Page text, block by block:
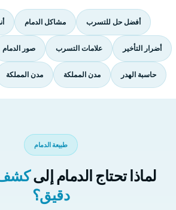
أفضل حل للتسرب مشاكل الدمام
أضرار التأخير
علامات التسرب صور الدمام
حاسبة الهدر
مدن المملكة مدن المملكة
طبيعة الدمام
لماذا تحتاج الدمام إلى
دقيق؟